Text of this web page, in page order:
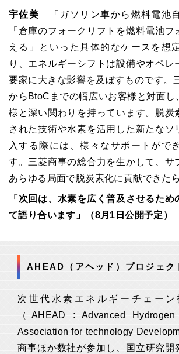
宇佐美 「ガソリン車から燃料電池
「倉庫のフォークリフトを燃料電池
える」といった具体的なケースを想
り、エネルギーシフトは設備やオペレ
要家に大きな影響を及ぼすものです。
からBtoCまでの幅広いお客様と対面し
様と深い関わりを持っています。脱炭
された技術や水素を活用した新たなソ
入する際には、様々なサポートがで
す。三菱商事の総合力を生かして、サ
あらゆる局面で脱炭素化に貢献できた
「次回は、水素を広く普及させるた
て語り合います」（8月1日公開予定）
AHEAD（アヘッド）プロジェク
次世代水素エネルギーチェーン
（AHEAD : Advanced
Association for technology
商事ほか数社が参加し、国立研究開